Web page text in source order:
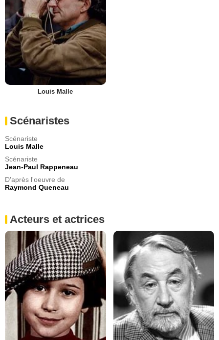
Louis Malle
Scénaristes
Scénariste
Louis Malle
Scénariste
Jean-Paul Rappeneau
D'après l'oeuvre de
Raymond Queneau
Acteurs et actrices